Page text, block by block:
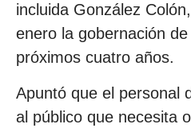
incluida González
enero la gobernación
próximos cuatro años.
Apuntó que el personal
al público que necesita